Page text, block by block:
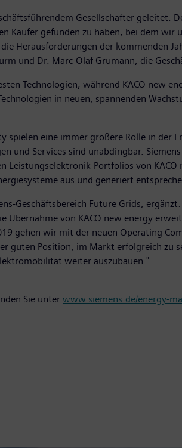
Gesellschafter geleitet.
Käufer gefunden zu haben, bei dem
Herausforderungen der kommenden
und Dr. Marc-Olaf Grumann, die
Technologien, während KACO new
in neuen, spannenden
spielen eine immer größere Rolle in der
und Services sind unabdingbar.
Leistungselektronik-Portfolios von
aus und generiert
Geschäftsbereich Future Grids,
Übernahme von KACO new energy
gehen wir mit der neuen Operating
guten Position, im Markt erfolgreich zu
weiter auszubauen."
Sie unter www.siemens.de/energy-